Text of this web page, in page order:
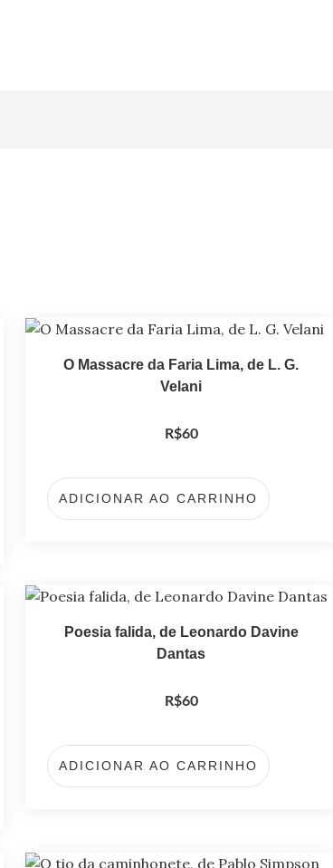
O Massacre da Faria Lima, de L. G.
Velani
R$60
ADICIONAR AO CARRINHO
Poesia falida, de Leonardo Davine
Dantas
R$60
ADICIONAR AO CARRINHO